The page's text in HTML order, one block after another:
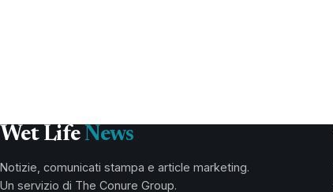
Wet Life News
Notizie, comunicati stampa e article marketing.
Un servizio di The Conure Group.